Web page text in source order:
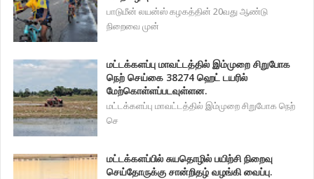
பாடுமீன் லயன்ஸ் கழகத்தின் 20வது ஆண்டு
நிறைவை முன்
மட்டக்களப்பு மாவட்டத்தில் இம்முறை சிறுபோக
நெற் செய்கை 38274 ஹெட் டயரில்
மேற்கொள்ளப்படவுள்ளன.
மட்டக்களப்பு மாவட்டத்தில் இம்முறை சிறுபோக நெற்
செ
மட்டக்களப்பில் சுயதொழில் பயிற்சி நிறைவு
செய்தோருக்கு சான்றிதழ் வழங்கி வைப்பு.